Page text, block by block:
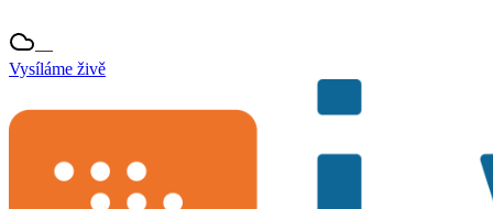
—
Vysíláme živě